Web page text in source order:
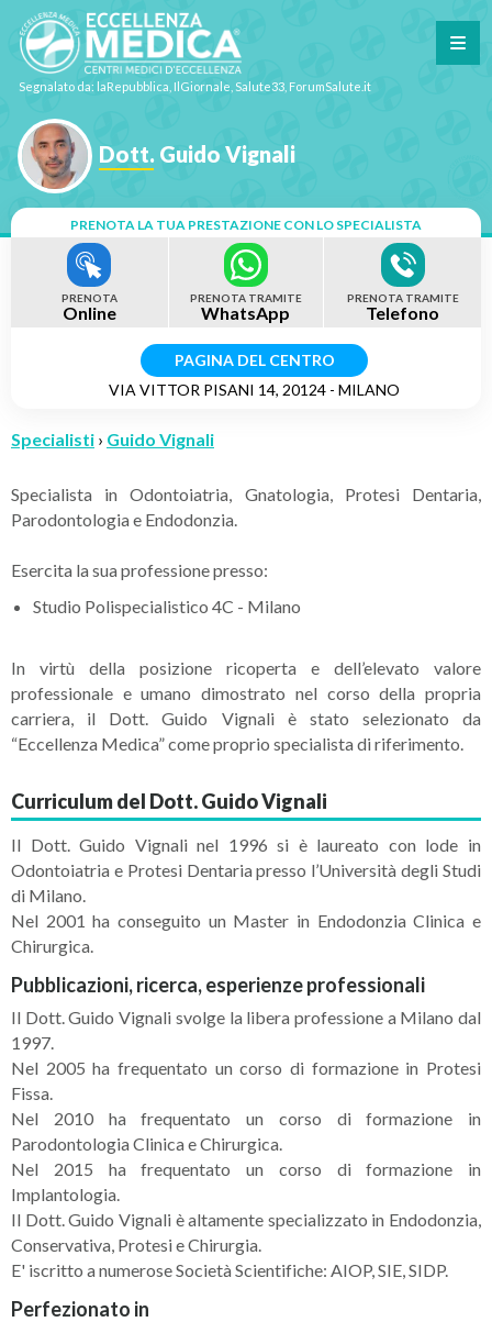
Segnalato da: laRepubblica, IlGiornale, Salute33, ForumSalute.it
Dott. Guido Vignali
PRENOTA LA TUA PRESTAZIONE CON LO SPECIALISTA
PRENOTA
Online
PRENOTA TRAMITE
WhatsApp
PRENOTA TRAMITE
Telefono
PAGINA DEL CENTRO
VIA VITTOR PISANI 14, 20124 - MILANO
Specialisti › Guido Vignali
Specialista in Odontoiatria, Gnatologia, Protesi Dentaria,
Parodontologia e Endodonzia.
Esercita la sua professione presso:
Studio Polispecialistico 4C - Milano
In virtù della posizione ricoperta e dell’elevato valore
professionale e umano dimostrato nel corso della propria
carriera, il Dott. Guido Vignali è stato selezionato da
“Eccellenza Medica” come proprio specialista di riferimento.
Curriculum del Dott. Guido Vignali
Il Dott. Guido Vignali nel 1996 si è laureato con lode in
Odontoiatria e Protesi Dentaria presso l’Università degli Studi
di Milano.
Nel 2001 ha conseguito un Master in Endodonzia Clinica e
Chirurgica.
Pubblicazioni, ricerca, esperienze professionali
Il Dott. Guido Vignali svolge la libera professione a Milano dal
1997.
Nel 2005 ha frequentato un corso di formazione in Protesi
Fissa.
Nel 2010 ha frequentato un corso di formazione in
Parodontologia Clinica e Chirurgica.
Nel 2015 ha frequentato un corso di formazione in
Implantologia.
Il Dott. Guido Vignali è altamente specializzato in Endodonzia,
Conservativa, Protesi e Chirurgia.
E' iscritto a numerose Società Scientifiche: AIOP, SIE, SIDP.
Perfezionato in